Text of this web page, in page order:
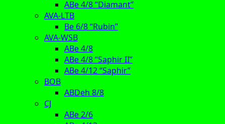
ABe 4/8 “Diamant”
AVA-LTB
Be 6/8 “Rubin”
AVA-WSB
ABe 4/8
ABe 4/8 “Saphir II”
ABe 4/12 “Saphir”
BOB
ABDeh 8/8
CJ
ABe 2/6